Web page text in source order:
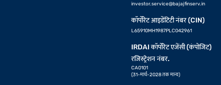
investor.service@bajajfinserv.in
कॉर्पोरेट आइडेंटिटी नंबर (CIN)
L65910MH1987PLC042961
IRDAI कॉर्पोरेट एजेंसी (कंपोजिट)
रजिस्ट्रेशन नंबर.
CA0101
(31-मार्च-2028 तक मान्य)